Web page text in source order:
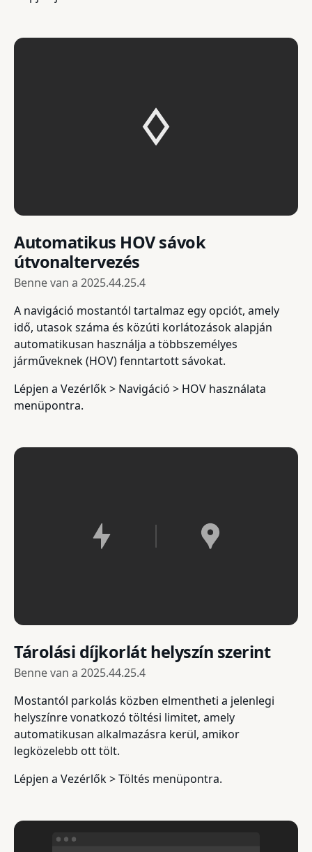
Automatikus HOV sávok
útvonaltervezés
Benne van a 2025.44.25.4
A navigáció mostantól tartalmaz egy opciót, amely
idő, utasok száma és közúti korlátozások alapján
automatikusan használja a többszemélyes
járműveknek (HOV) fenntartott sávokat.
Lépjen a Vezérlők > Navigáció > HOV használata
menüpontra.
Tárolási díjkorlát helyszín szerint
Benne van a 2025.44.25.4
Mostantól parkolás közben elmentheti a jelenlegi
helyszínre vonatkozó töltési limitet, amely
automatikusan alkalmazásra kerül, amikor
legközelebb ott tölt.
Lépjen a Vezérlők > Töltés menüpontra.